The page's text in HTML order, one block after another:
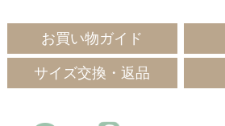
お買い物ガイド
サイズ交換・返品